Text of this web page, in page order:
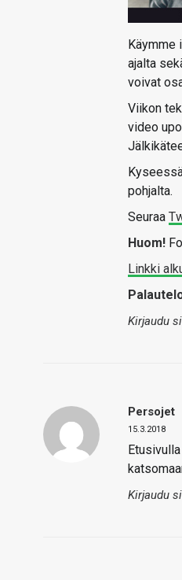
Käymme
ajalta
voivat
Viikon
video
pohjalta.
Seuraa
Huom!
Linkki
Kirjaudu
Persojet
15.3.2018
Kirjaudu